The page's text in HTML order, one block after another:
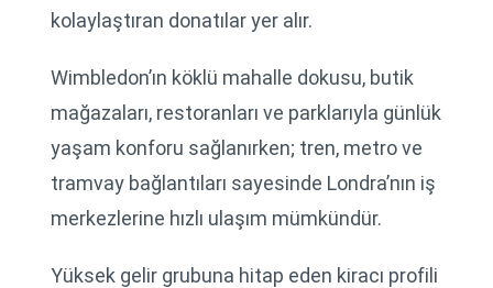
kolaylaştıran donatılar yer alır.
Wimbledon’ın köklü mahalle dokusu, butik
mağazaları, restoranları ve parklarıyla günlük
yaşam konforu sağlanırken; tren, metro ve
tramvay bağlantıları sayesinde Londra’nın iş
merkezlerine hızlı ulaşım mümkündür.
Yüksek gelir grubuna hitap eden kiracı profili